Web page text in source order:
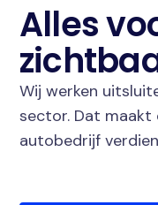
Alles
Wij werken
sector. Dat maakt
autobedrijf